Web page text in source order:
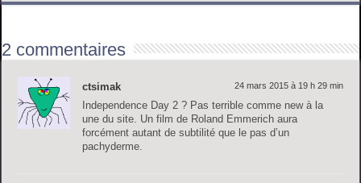
2 commentaires
ctsimak 24 mars 2015 à 19 h 29 min
Independence Day 2 ? Pas terrible comme new à la
une du site. Un film de Roland Emmerich aura
forcément autant de subtilité que le pas d’un
pachyderme.